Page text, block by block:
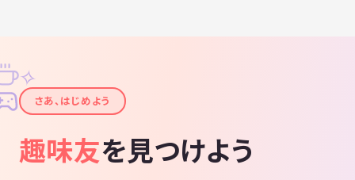
✦
✧
さあ、はじめよう
趣味友を見つけよう